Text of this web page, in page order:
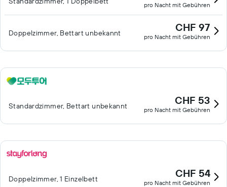
pro Nacht mit Gebühren
Doppelzimmer, Bettart unbekannt CHF 97
pro Nacht mit Gebühren
Standardzimmer, Bettart unbekannt CHF 53
pro Nacht mit Gebühren
Doppelzimmer, 1 Einzelbett CHF 54
pro Nacht mit Gebühren